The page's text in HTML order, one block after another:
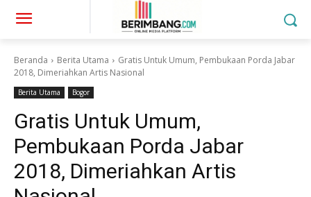
Beranda Berita Utama
Gratis Untuk Umum, Pembukaan Porda Jabar
2018, Dimeriahkan Artis Nasional
Berita Utama Bogor
Gratis Untuk Umum,
Pembukaan Porda Jabar
2018, Dimeriahkan Artis